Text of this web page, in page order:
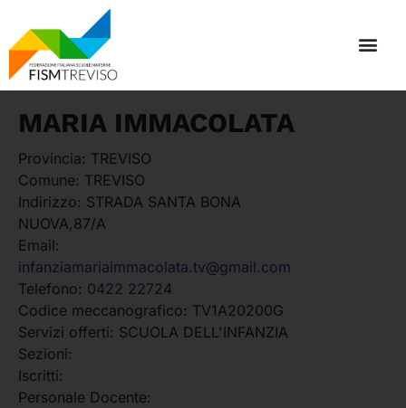
MARIA IMMACOLATA
Provincia: TREVISO
Comune: TREVISO
Indirizzo: STRADA SANTA BONA
NUOVA,87/A
Email:
infanziamariaimmacolata.tv@gmail.com
Telefono: 0422 22724
Codice meccanografico: TV1A20200G
Servizi offerti: SCUOLA DELL'INFANZIA
Sezioni:
Iscritti:
Personale Docente: